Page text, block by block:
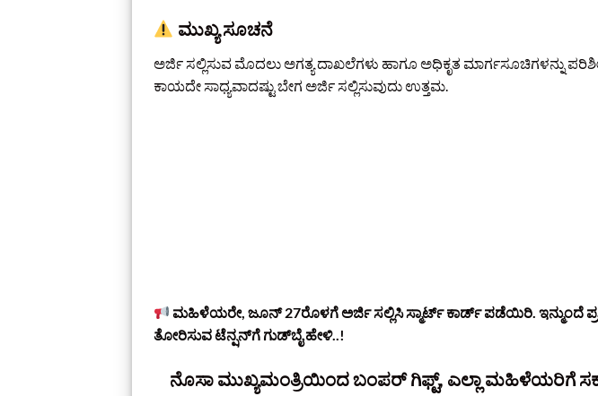
ಮುಖ್ಯ ಸೂಚನೆ
ಅರ್ಜಿ ಸಲ್ಲಿಸುವ ಮೊದಲು ಅಗತ್ಯ ದಾಖಲೆಗಳು ಹಾಗೂ ಅಧಿಕೃತ ಮಾರ್ಗಸೂಚಿಗಳನ್ನು
ಕಾಯದೇ ಸಾಧ್ಯವಾದಷ್ಟು ಬೇಗ ಅರ್ಜಿ ಸಲ್ಲಿಸುವುದು ಉತ್ತಮ.
ಮಹಿಳೆಯರೇ, ಜೂನ್‌ 27ರೊಳಗೆ ಅರ್ಜಿ ಸಲ್ಲಿಸಿ ಸ್ಮಾರ್ಟ್ ಕಾರ್ಡ್ ಪಡೆಯಿರಿ. ಇನ್ಮುಂದೆ
ತೋರಿಸುವ ಟೆನ್ಷನ್‌ಗೆ ಗುಡ್‌ಬೈ ಹೇಳಿ..!
ನೊಸಾ ಮುಖ್ಯಮಂತ್ರಿಯಿಂದ ಬಂಪರ್‌ ಗಿಫ್ಟ್‌, ಎಲ್ಲಾ ಮಹಿಳೆಯರಿಗೆ